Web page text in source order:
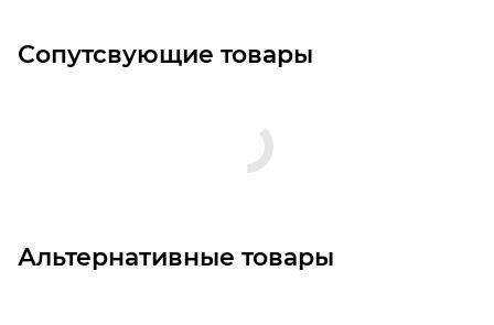
Сопутсвующие товары
Альтернативные товары